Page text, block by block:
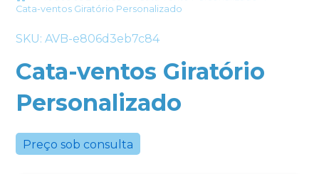
Cata-ventos Giratório Personalizado
SKU: AVB-e806d3eb7c84
Cata-ventos Giratório
Personalizado
Preço sob consulta